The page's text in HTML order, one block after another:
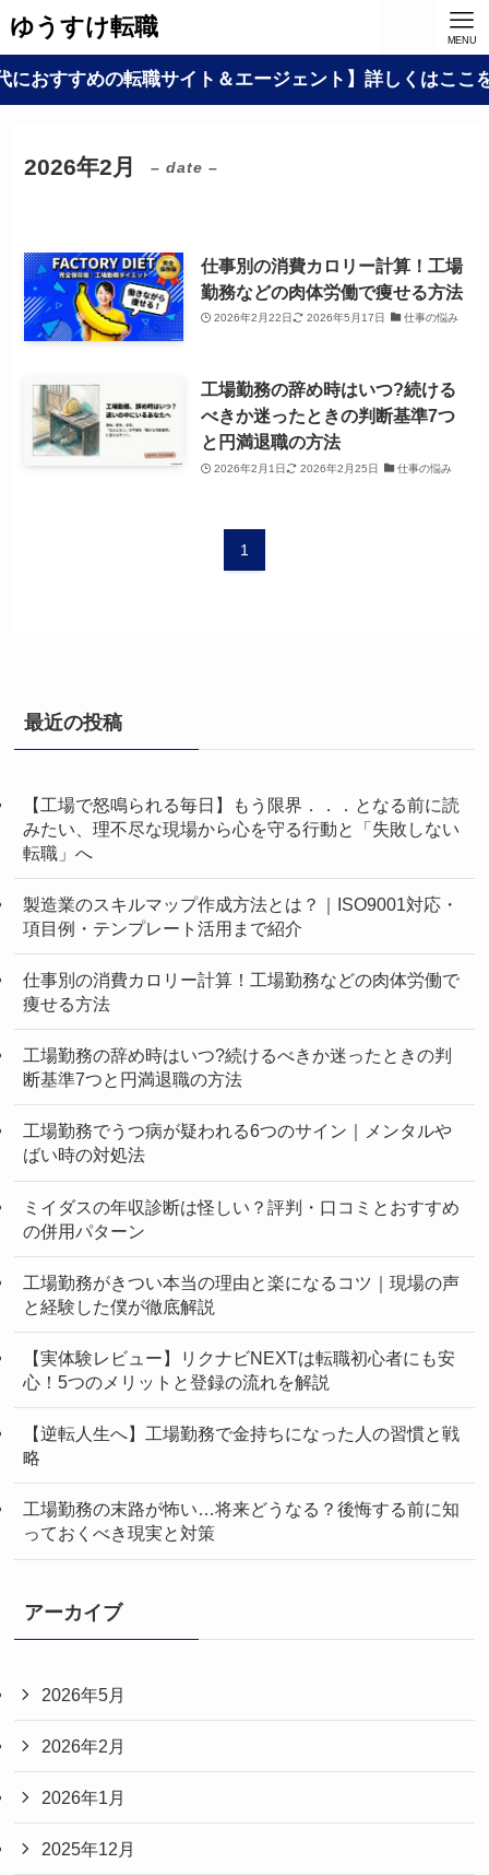
ゆうすけ転職 MENU
おすすめの転職サイト＆エージェント】詳しくはここを
2026年2月 – date –
仕事別の消費カロリー計算！工場
勤務などの肉体労働で痩せる方法
2026年2月22日 2026年5月17日 仕事の悩み
工場勤務の辞め時はいつ?続ける
べきか迷ったときの判断基準7つ
と円満退職の方法
2026年2月1日 2026年2月25日 仕事の悩み
1
最近の投稿
【工場で怒鳴られる毎日】もう限界．．．となる前に読
みたい、理不尽な現場から心を守る行動と「失敗しない
転職」へ
製造業のスキルマップ作成方法とは？｜ISO9001対応・
項目例・テンプレート活用まで紹介
仕事別の消費カロリー計算！工場勤務などの肉体労働で
痩せる方法
工場勤務の辞め時はいつ?続けるべきか迷ったときの判
断基準7つと円満退職の方法
工場勤務でうつ病が疑われる6つのサイン｜メンタルや
ばい時の対処法
ミイダスの年収診断は怪しい？評判・口コミとおすすめ
の併用パターン
工場勤務がきつい本当の理由と楽になるコツ｜現場の声
と経験した僕が徹底解説
【実体験レビュー】リクナビNEXTは転職初心者にも安
心！5つのメリットと登録の流れを解説
【逆転人生へ】工場勤務で金持ちになった人の習慣と戦
略
工場勤務の末路が怖い…将来どうなる？後悔する前に知
っておくべき現実と対策
アーカイブ
2026年5月
2026年2月
2026年1月
2025年12月